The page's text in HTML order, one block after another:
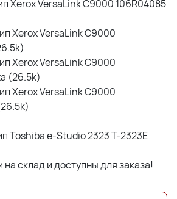
Xerox VersaLink C9000 106R04085
Xerox VersaLink C9000
Xerox VersaLink C9000
(26.5k)
Xerox VersaLink C9000
Toshiba e-Studio 2323 T-2323E
на склад и доступны для заказа!